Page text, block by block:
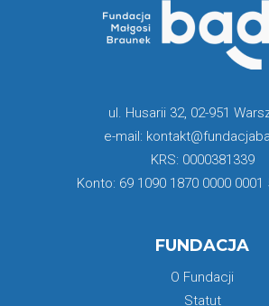
ul. Husarii 32, 02-951
e-mail:
KRS: 0000381339
Konto: 69 1090 1870 0000 0001
FUNDACJA
O Fundacji
Statut